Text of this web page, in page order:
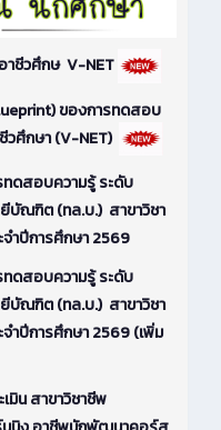
าชีวศึกษ V-NET
ของการทดสอบ
วศึกษา (V-NET)
ทดสอบความรู้ ระดับ
บัณฑิต (ทล.บ.) สาขาวิชา
จำปีการศึกษา 2569
ทดสอบความรู้ ระดับ
บัณฑิต (ทล.บ.) สาขาวิชา
จำปีการศึกษา 2569 (เพิ่ม
มิน สาขาวิชาชีพ